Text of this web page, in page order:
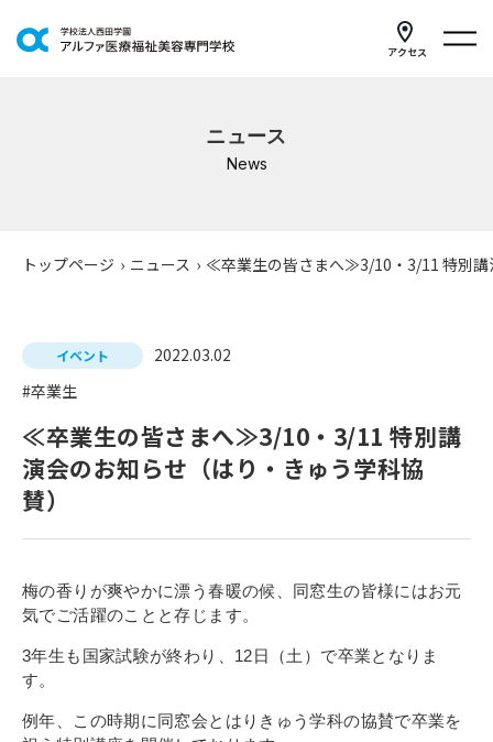
アクセス
就職支援
公共職業訓練
寄付金のご案内
在校生の皆さまへ
卒業生の皆さまへ
新着情報
ニュース
News
トップページ › ニュース › ≪卒業生の皆さまへ≫3/10・3/11 特別講
イベント
2022.03.02
#卒業生
≪卒業生の皆さまへ≫3/10・3/11 特別講
演会のお知らせ（はり・きゅう学科協
賛）
梅の香りが爽やかに漂う春暖の候、同窓生の皆様にはお元
気でご活躍のことと存じます。
3年生も国家試験が終わり、12日（土）で卒業となりま
す。
例年、この時期に同窓会とはりきゅう学科の協賛で卒業を